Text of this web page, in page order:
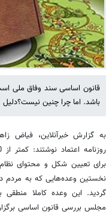
قانون اساسی سند وفاق ملی
باشد. اما چرا چنین
به گزارش خبرآنلاین، فیاض
برای تعیین شکل و محتوای
نخستین وعده‌هایی که به مردم
مجلس بررسی قانون اساسی